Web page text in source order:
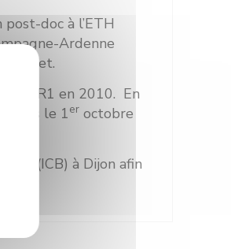
doc à l’ETH
Ardenne
Huet.
CR1 en 2010. En
le 1er octobre
(ICB) à Dijon afin